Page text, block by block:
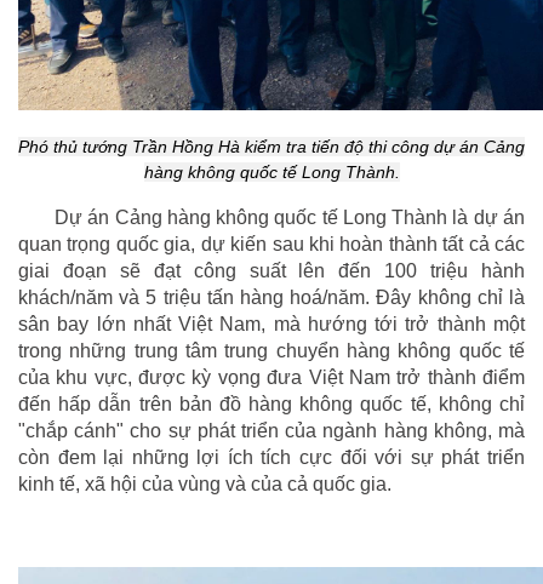
Phó thủ tướng Trần Hồng Hà kiểm tra tiến độ thi công dự án Cảng
hàng không quốc tế Long Thành.
Dự án Cảng hàng không quốc tế Long Thành là dự án
quan trọng quốc gia, dự kiến sau khi hoàn thành tất cả các
giai đoạn sẽ đạt công suất lên đến 100 triệu hành
khách/năm và 5 triệu tấn hàng hoá/năm. Đây không chỉ là
sân bay lớn nhất Việt Nam, mà hướng tới trở thành một
trong những trung tâm trung chuyển hàng không quốc tế
của khu vực, được kỳ vọng đưa Việt Nam trở thành điểm
đến hấp dẫn trên bản đồ hàng không quốc tế, không chỉ
"chắp cánh" cho sự phát triển của ngành hàng không, mà
còn đem lại những lợi ích tích cực đối với sự phát triển
kinh tế, xã hội của vùng và của cả quốc gia.